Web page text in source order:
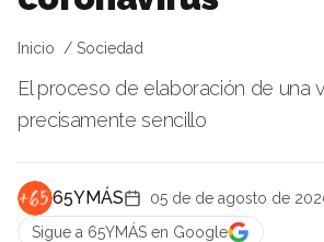
Inicio Sociedad
El proceso de elaboración de una
precisamente sencillo
65YMÁS
05 de de agosto de
Sigue a 65YMÁS en Google